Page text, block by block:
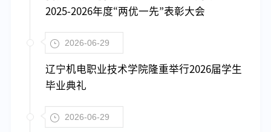
2025-2026年度“两优一先”表彰大会
2026-06-29
辽宁机电职业技术学院隆重举行2026届学生
毕业典礼
2026-06-29